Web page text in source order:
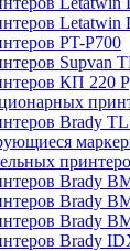
Letatwin
PT-P700
Supvan
КП 220
Brady
Brady
Brady
Brady
Brady